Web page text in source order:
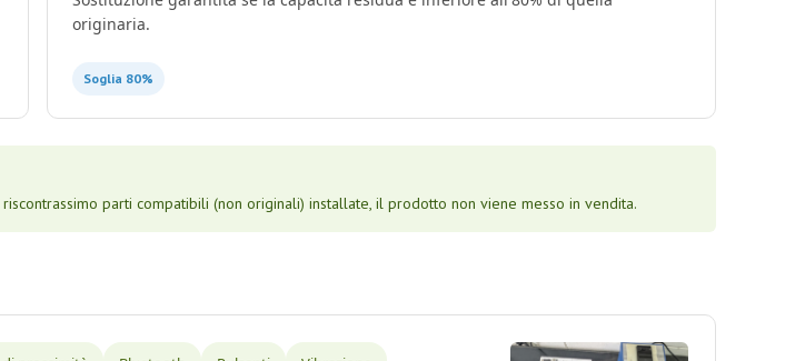
originaria.
Soglia 80%
parti compatibili (non originali) installate, il prodotto non viene messo in vendita.